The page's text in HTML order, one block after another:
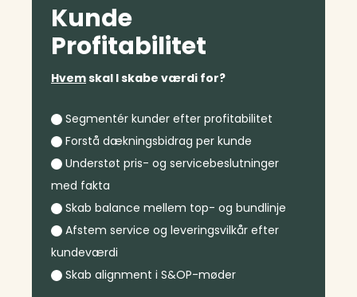
Kunde
Profitabilitet
Hvemskal I skabe værdi for?
Segmentér kunder efter profitabilitet
Forstå dækningsbidrag per kunde
Understøt pris- og servicebeslutninger
med fakta
Skab balance mellem top- og bundlinje
Afstem service og leveringsvilkår efter
kundeværdi
Skab alignment i S&OP-møder